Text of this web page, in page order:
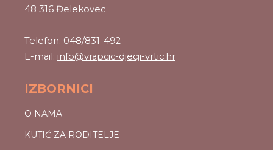
48 316 Đelekovec
Telefon: 048/831-492
E-mail: info@vrapcic-djecji-vrtic.hr
IZBORNICI
O NAMA
KUTIĆ ZA RODITELJE